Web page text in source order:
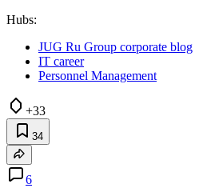
Hubs:
JUG Ru Group corporate blog
IT career
Personnel Management
+33
34
6